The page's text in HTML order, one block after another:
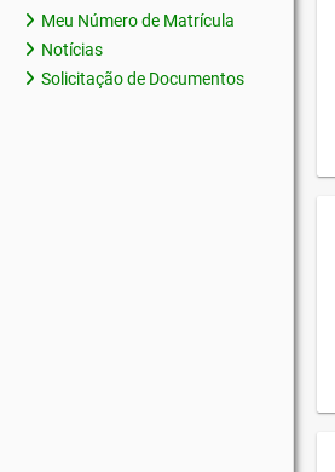
Meu Número de Matrícula
Notícias
Solicitação de Documentos